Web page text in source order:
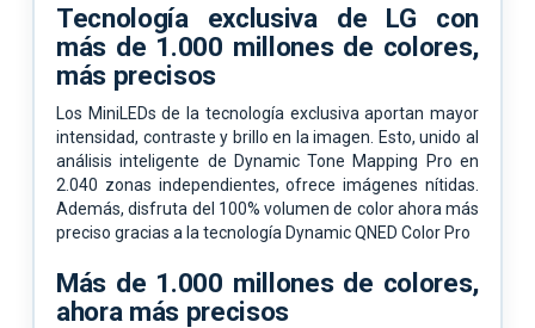
Tecnología exclusiva de LG con
más de 1.000 millones de colores,
más precisos
Los MiniLEDs de la tecnología exclusiva aportan mayor
intensidad, contraste y brillo en la imagen. Esto, unido al
análisis inteligente de Dynamic Tone Mapping Pro en
2.040 zonas independientes, ofrece imágenes nítidas.
Además, disfruta del 100% volumen de color ahora más
preciso gracias a la tecnología Dynamic QNED Color Pro
Más de 1.000 millones de colores,
ahora más precisos